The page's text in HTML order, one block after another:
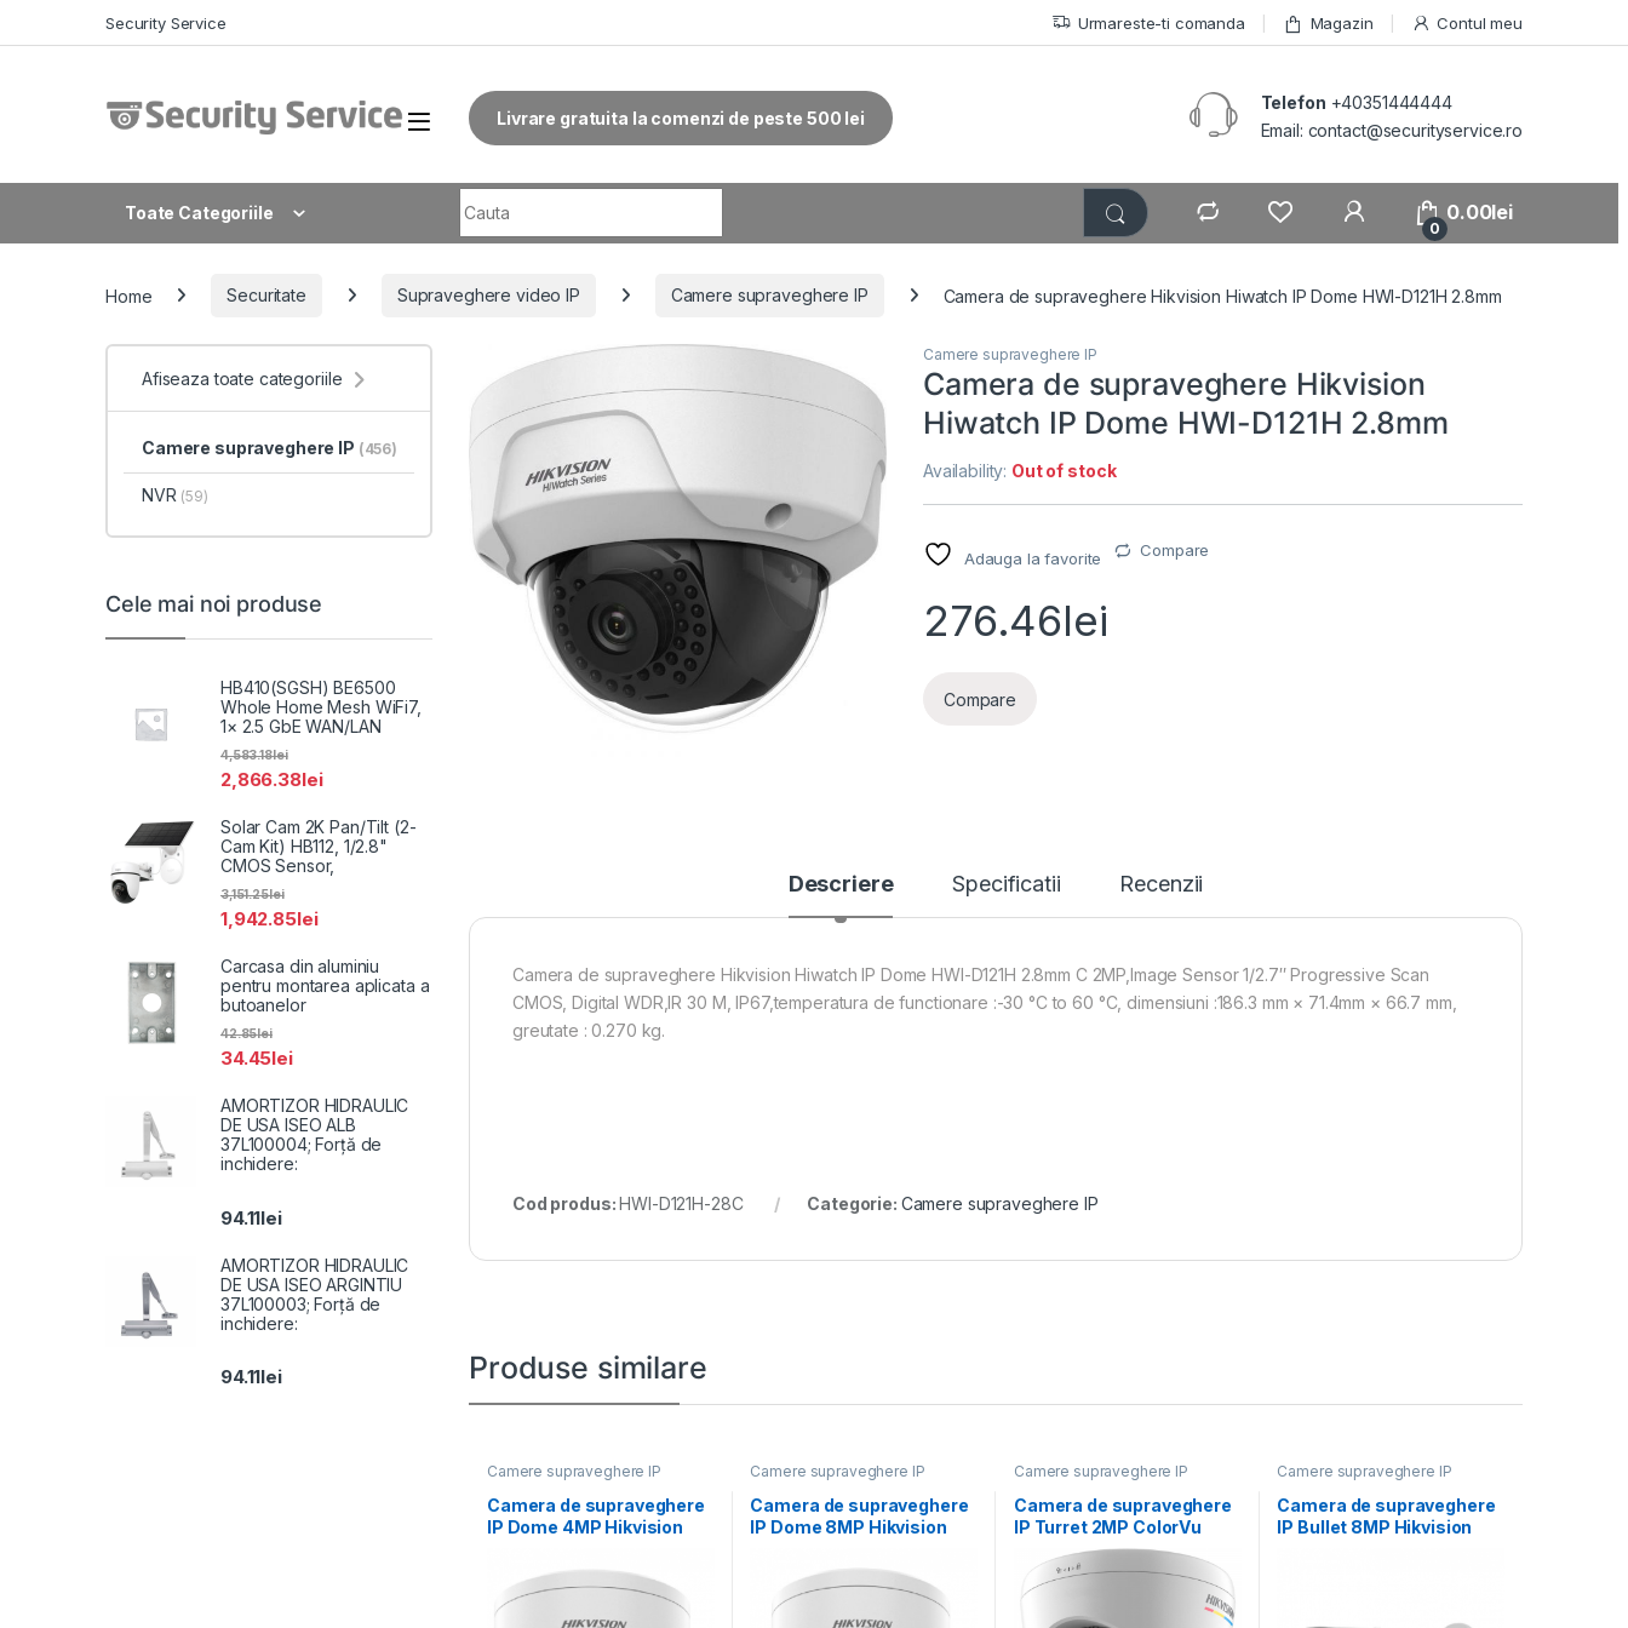
Security Service Urmareste-ti comanda Magazin Contul meu
Livrare gratuita la comenzi de peste 500 lei
Telefon +40351444444
Email: contact@securityservice.ro
Toate Categoriile
0
0.00lei
Home Securitate Supraveghere video IP Camere supraveghere IP Camera de supraveghere Hikvision Hiwatch IP Dome HWI-D121H 2.8mm
Camere supraveghere IP
Camera de supraveghere Hikvision
Hiwatch IP Dome HWI-D121H 2.8mm
Availability: Out of stock
Adauga la favorite Compare
276.46lei
Compare
Descriere Specificatii Recenzii
Camera de supraveghere Hikvision Hiwatch IP Dome HWI-D121H 2.8mm C 2MP,Image Sensor 1/2.7″ Progressive Scan
CMOS, Digital WDR,IR 30 M, IP67,temperatura de functionare :-30 °C to 60 °C, dimensiuni :186.3 mm × 71.4mm × 66.7 mm,
greutate : 0.270 kg.
Cod produs:HWI-D121H-28C Categorie: Camere supraveghere IP
Produse similare
Camere supraveghere IP
Camera de supraveghere
IP Dome 4MP Hikvision
IZS(2.8-12MM)(EF), lentila
Camere supraveghere IP
Camera de supraveghere
IP Dome 8MP Hikvision
IZS(2.8-12MM)(EF), lentila
Camere supraveghere IP
Camera de supraveghere
IP Turret 2MP ColorVu
Hikvision DS-
2CD1327G2H-
LIU(2.8MM),
Camere supraveghere IP
Camera de supraveghere
IP Bullet 8MP Hikvision
Afiseaza toate categoriile
Camere supraveghere IP (456)
NVR (59)
Cele mai noi produse
HB410(SGSH) BE6500
Whole Home Mesh WiFi7,
1× 2.5 GbE WAN/LAN
2,866.38lei
4,583.18lei
Solar Cam 2K Pan/Tilt (2-
Cam Kit) HB112, 1/2.8"
CMOS Sensor,
1,942.85lei
3,151.25lei
Carcasa din aluminiu
pentru montarea aplicata a
butoanelor
34.45lei
42.85lei
AMORTIZOR HIDRAULIC
DE USA ISEO ALB
37L100004; Forță de
inchidere:
94.11lei
AMORTIZOR HIDRAULIC
DE USA ISEO ARGINTIU
37L100003; Forță de
inchidere:
94.11lei